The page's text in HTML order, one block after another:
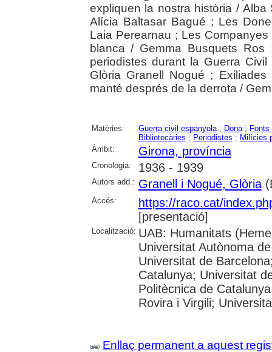
expliquen la nostra història /
Alícia Baltasar Bagué ; Les
Laia Perearnau ; Les
blanca / Gemma Busquets
periodistes durant la Guerra
Glòria Granell Nogué ;
manté després de la derrota /
Matèries: Guerra civil espanyola; Dona; Fonts
Bibliotecàries ; Periodistes ; Milícies
Àmbit:
Girona, província
Cronologia: 1936 - 1939
Autors add.: Granell i Nogué, Glòria
Accés:
https://raco.cat/
[presentació]
Localització: UAB: Humanitats
Universitat Autònoma
Universitat de
Catalunya; Universitat
Politècnica de
Rovira i Virgili;
Enllaç permanent a aquest